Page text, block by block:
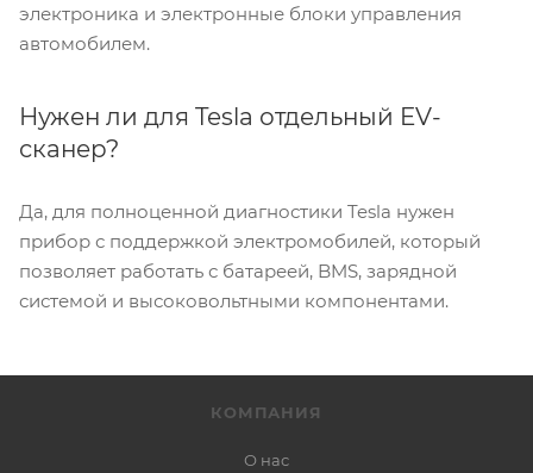
электроника и электронные блоки управления
автомобилем.
Нужен ли для Tesla отдельный EV-
сканер?
Да, для полноценной диагностики Tesla нужен
прибор с поддержкой электромобилей, который
позволяет работать с батареей, BMS, зарядной
системой и высоковольтными компонентами.
КОМПАНИЯ
О нас